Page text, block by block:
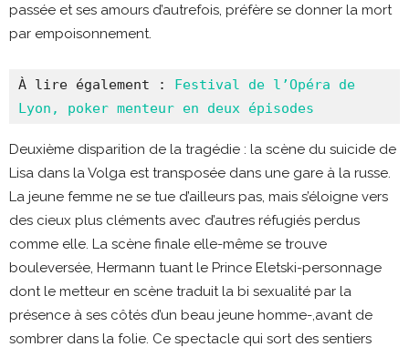
passée et ses amours d’autrefois, préfère se donner la mort
par empoisonnement.
À lire également : Festival de l’Opéra de
Lyon, poker menteur en deux épisodes
Deuxième disparition de la tragédie : la scène du suicide de
Lisa dans la Volga est transposée dans une gare à la russe.
La jeune femme ne se tue d’ailleurs pas, mais s’éloigne vers
des cieux plus cléments avec d’autres réfugiés perdus
comme elle. La scène finale elle-même se trouve
bouleversée, Hermann tuant le Prince Eletski-personnage
dont le metteur en scène traduit la bi sexualité par la
présence à ses côtés d’un beau jeune homme-,avant de
sombrer dans la folie. Ce spectacle qui sort des sentiers